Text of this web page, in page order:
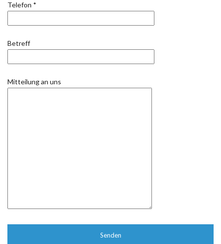
Telefon *
Betreff
Mitteilung an uns